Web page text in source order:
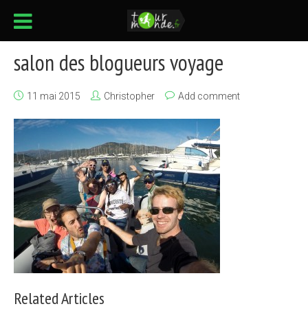
salon des blogueurs voyage
11 mai 2015 Christopher Add comment
Related Articles